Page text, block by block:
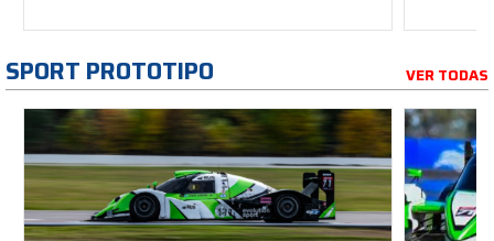
SPORT PROTOTIPO VER TODAS